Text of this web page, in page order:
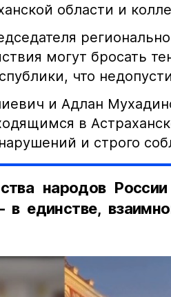
области и
могут бросать
что
и Адлан
в
и строго
народов
единстве,